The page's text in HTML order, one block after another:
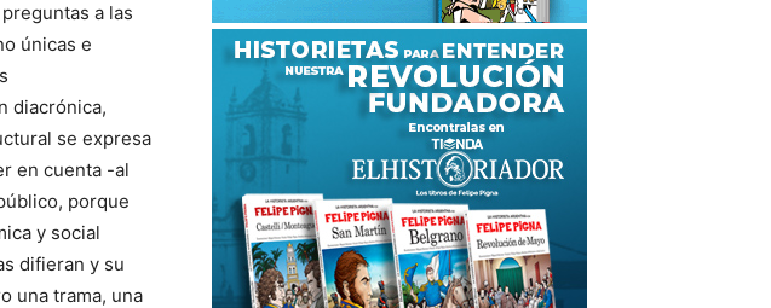
a las
únicas e
diacrónica,
se expresa
en cuenta -al
porque
y social
difieran y su
una trama, una